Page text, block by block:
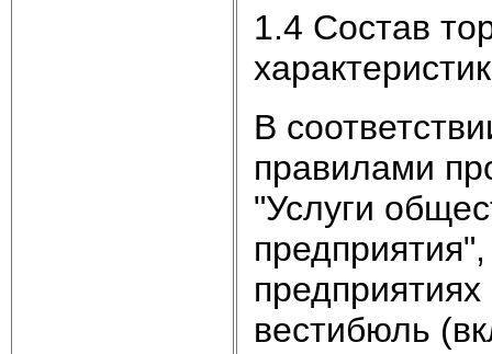
1.4 Состав
В
правилами
"Услуги
вестибюль